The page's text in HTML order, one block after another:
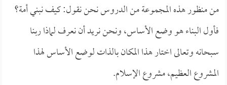
من منظور هذه المجموعة من الدروس نحن نقول: كيف نبني أمة؟
فأول البناء هو وضع الأساس، ونحن نريد أن نعرف لماذا ربنا
سبحانه وتعالى اختار هذا المكان بالذات لوضع الأساس لهذا
المشروع العظيم، مشروع الإسلام.